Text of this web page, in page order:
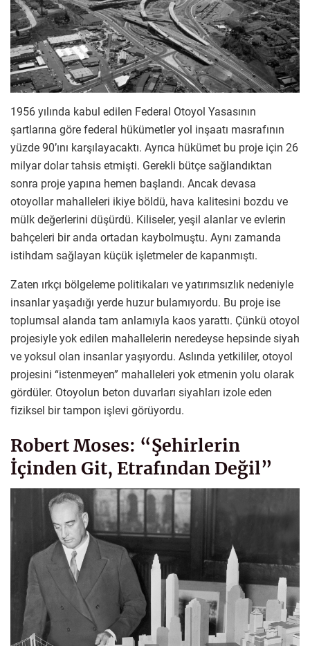
1956 yılında kabul edilen Federal Otoyol Yasasının
şartlarına göre federal hükümetler yol inşaatı masrafının
yüzde 90’ını karşılayacaktı. Ayrıca hükümet bu proje için 26
milyar dolar tahsis etmişti. Gerekli bütçe sağlandıktan
sonra proje yapına hemen başlandı. Ancak devasa
otoyollar mahalleleri ikiye böldü, hava kalitesini bozdu ve
mülk değerlerini düşürdü. Kiliseler, yeşil alanlar ve evlerin
bahçeleri bir anda ortadan kaybolmuştu. Aynı zamanda
istihdam sağlayan küçük işletmeler de kapanmıştı.
Zaten ırkçı bölgeleme politikaları ve yatırımsızlık nedeniyle
insanlar yaşadığı yerde huzur bulamıyordu. Bu proje ise
toplumsal alanda tam anlamıyla kaos yarattı. Çünkü otoyol
projesiyle yok edilen mahallelerin neredeyse hepsinde siyah
ve yoksul olan insanlar yaşıyordu. Aslında yetkililer, otoyol
projesini “istenmeyen” mahalleleri yok etmenin yolu olarak
gördüler. Otoyolun beton duvarları siyahları izole eden
fiziksel bir tampon işlevi görüyordu.
Robert Moses: “Şehirlerin
İçinden Git, Etrafından Değil”